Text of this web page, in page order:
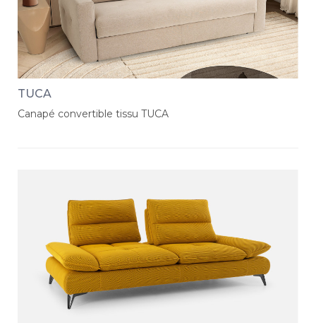
TUCA
Canapé convertible tissu TUCA